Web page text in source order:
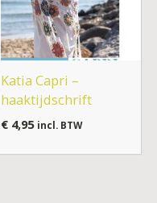
Katia Capri –
haaktijdschrift
€4,95 incl. BTW